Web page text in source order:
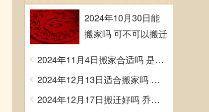
2024年10月30日能
搬家吗 可不可以搬迁
2024年11月4日搬家合适吗 是乔迁大吉日吗
2024年12月13日适合搬家吗 今天搬迁好不好
2024年12月17日搬迁好吗 乔迁好不好